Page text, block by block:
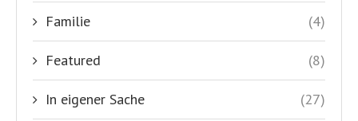
Familie (4)
Featured (8)
In eigener Sache (27)